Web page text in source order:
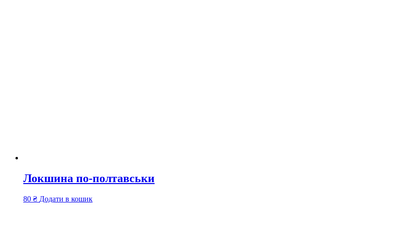
Локшина по-полтавськи
80 ₴ Додати в кошик